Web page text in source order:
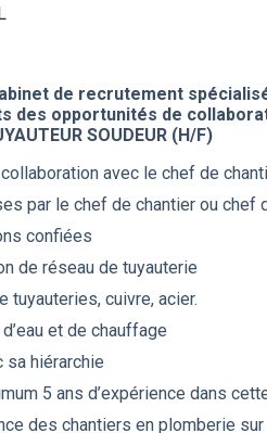
de recrutement
des opportunités de
SOUDEUR (H/F)
avec le chef de
par le chef de chantier ou chef
confiées
de réseau de tuyauterie
tuyauteries, cuivre, acier.
et de chauffage
sa hiérarchie
5 ans d’expérience dans
des chantiers en plomberie